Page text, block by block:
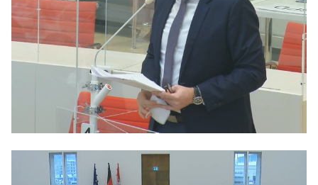
MEIN WAHLKREIS
ZIELE
Redebeiträge
Anträge CDU
Kleine Anfragen
CDU Deutschland
CDU Brandenburg
CDU Potsdam